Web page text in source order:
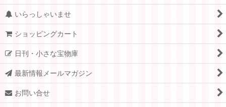
いらっしゃいませ
ショッピングカート
日刊・小さな宝物庫
最新情報メールマガジン
お問い合せ